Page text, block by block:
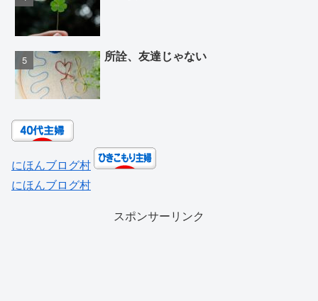
所詮、友達じゃない
にほんブログ村
にほんブログ村
スポンサーリンク